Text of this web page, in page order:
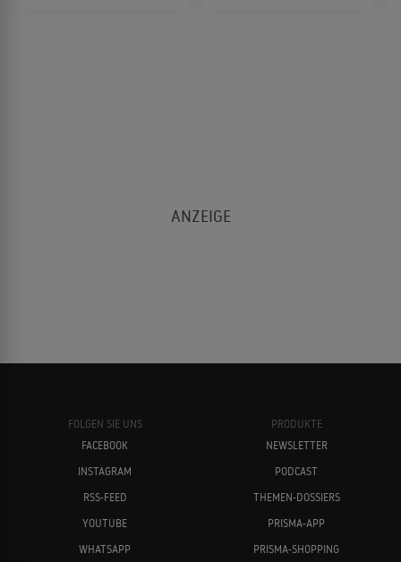
FOLGEN SIE UNS
FACEBOOK
INSTAGRAM
RSS-FEED
YOUTUBE
WHATSAPP
PRODUKTE
NEWSLETTER
PODCAST
THEMEN-DOSSIERS
PRISMA-APP
PRISMA-SHOPPING